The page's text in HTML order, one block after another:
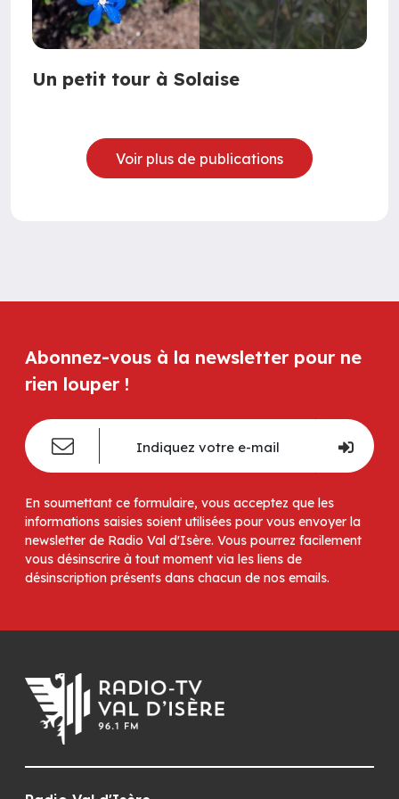
Un petit tour à Solaise
Voir plus de publications
Abonnez-vous à la newsletter pour ne
rien louper !
En soumettant ce formulaire, vous acceptez que les
informations saisies soient utilisées pour vous envoyer la
newsletter de Radio Val d'Isère. Vous pourrez facilement
vous désinscrire à tout moment via les liens de
désinscription présents dans chacun de nos emails.